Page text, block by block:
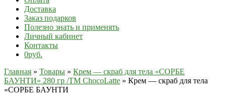
Доставка
Заказ подарков
Полезно знать и применять
Личный кабинет
Контакты
0руб.
Главная » Товары » Крем — скраб для тела «СОРБЕ
БАУНТИ» 280 гр /TM ChocoLatte » Крем — скраб для тела
«СОРБЕ БАУНТИ